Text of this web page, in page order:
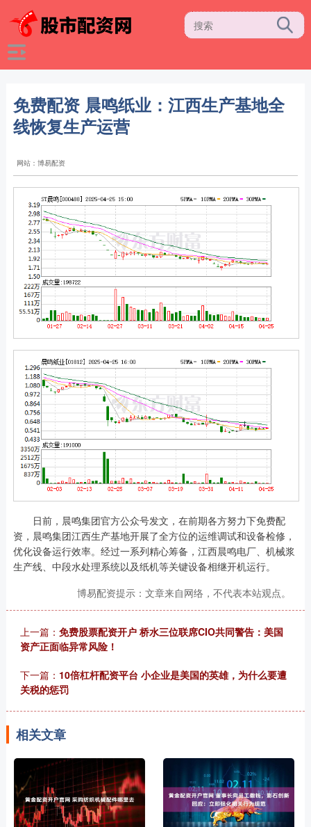
免费配资 晨鸣纸业：江西生产基地全
线恢复生产运营
网站：博易配资
日前，晨鸣集团官方公众号发文，在前期各方努力下免费配
资，晨鸣集团江西生产基地开展了全方位的运维调试和设备检修，
优化设备运行效率。经过一系列精心筹备，江西晨鸣电厂、机械浆
生产线、中段水处理系统以及纸机等关键设备相继开机运行。
博易配资提示：文章来自网络，不代表本站观点。
上一篇： 免费股票配资开户 桥水三位联席CIO共同警告：美国
资产正面临异常风险！
下一篇： 10倍杠杆配资平台 小企业是美国的英雄，为什么要遭
关税的惩罚
相关文章